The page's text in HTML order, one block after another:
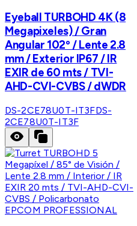
Eyeball TURBOHD 4K (8
Megapixeles) / Gran
Angular 102º / Lente 2.8
mm / Exterior IP67 / IR
EXIR de 60 mts / TVI-
AHD-CVI-CVBS / dWDR
DS-2CE78U0T-IT3FDS-
2CE78U0T-IT3F
EPCOM PROFESSIONAL